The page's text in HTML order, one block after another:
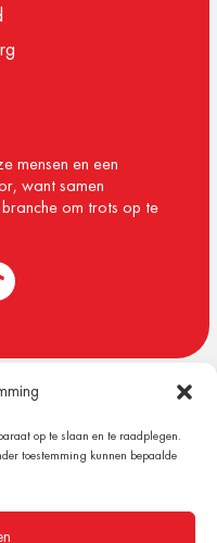
op te slaan en te raadplegen.
toestemming kunnen bepaalde
mensen en een
want samen
om trots op te
B Digital